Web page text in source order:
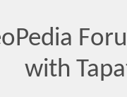
with